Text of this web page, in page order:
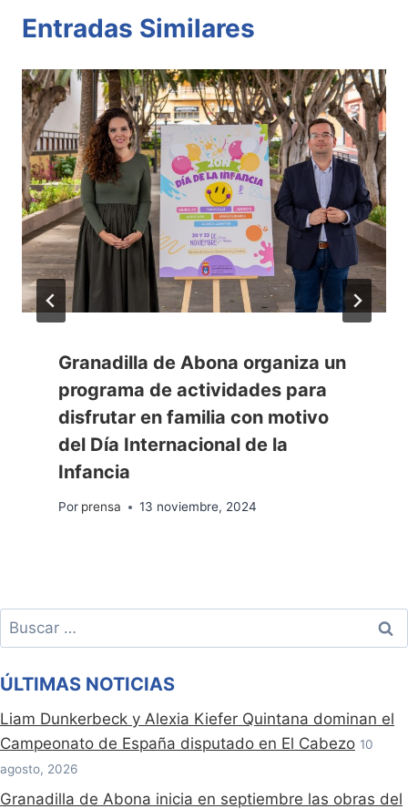
Entradas Similares
Granadilla de Abona organiza un
programa de actividades para
disfrutar en familia con motivo
del Día Internacional de la
Infancia
Por prensa 13 noviembre, 2024
Buscar:
ÚLTIMAS NOTICIAS
Liam Dunkerbeck y Alexia Kiefer Quintana dominan el
Campeonato de España disputado en El Cabezo 10
agosto, 2026
Granadilla de Abona inicia en septiembre las obras del